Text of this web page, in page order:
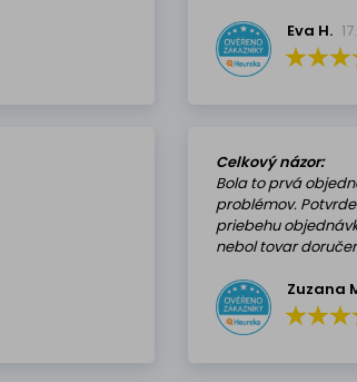
Eva H.
Celkový názor:
Bola to prvá
problémov.
priebehu
nebol tovar
Zuzana